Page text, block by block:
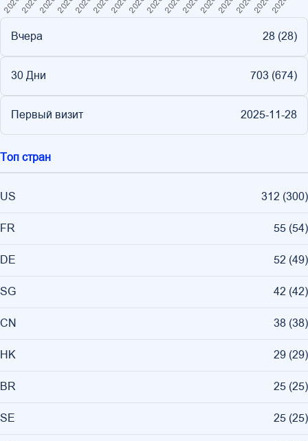
Вчера 28 (28)
30 Дни 703 (674)
Первый визит 2025-11-28
Топ стран
US 312 (300)
FR 55 (54)
DE 52 (49)
SG 42 (42)
CN 38 (38)
HK 29 (29)
BR 25 (25)
SE 25 (25)